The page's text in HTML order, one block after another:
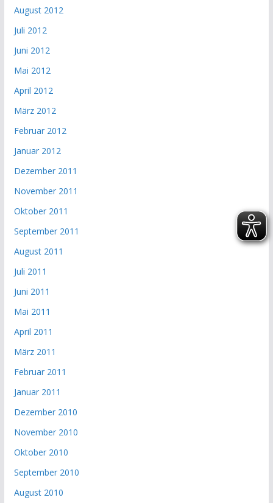
August 2012
Juli 2012
Juni 2012
Mai 2012
April 2012
März 2012
Februar 2012
Januar 2012
Dezember 2011
November 2011
Oktober 2011
September 2011
August 2011
Juli 2011
Juni 2011
Mai 2011
April 2011
März 2011
Februar 2011
Januar 2011
Dezember 2010
November 2010
Oktober 2010
September 2010
August 2010